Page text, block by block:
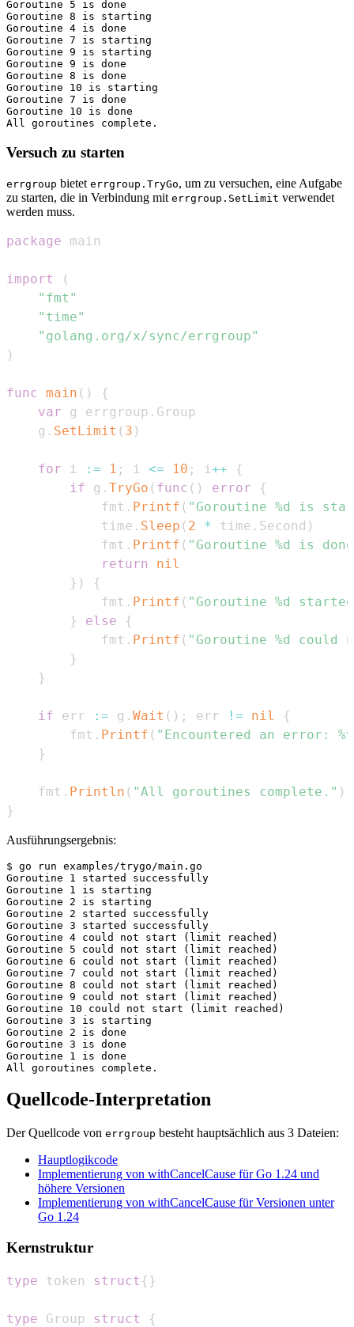
Goroutine 5 is done
Goroutine 8 is starting
Goroutine 4 is done
Goroutine 7 is starting
Goroutine 9 is starting
Goroutine 9 is done
Goroutine 8 is done
Goroutine 10 is starting
Goroutine 7 is done
Goroutine 10 is done
Versuch zu starten
errgroup bietet errgroup.TryGo, um zu versuchen, eine Aufgabe
zu starten, die in Verbindung mit errgroup.SetLimit verwendet
werden muss.
package
import
(
"fmt"
"time"
"golang.org/x/sync/errgroup"
)
func main ( )
{
var g errgroup .
    g
. SetLimit ( 3 )
for i := 1 ; i <= 10 ; i ++
{
if g . TryGo ( func ( ) error
{
            fmt
. Printf ( "Goroutine %d is
            time
. Sleep ( 2 * time . Second )
            fmt
. Printf ( "Goroutine %d is
return
nil
} )
{
            fmt
. Printf ( "Goroutine %d
}
else
{
            fmt
. Printf ( "Goroutine %d
}
}
if err := g . Wait ( ) ; err != nil
{
        fmt
. Printf ( "Encountered an error:
}
    fmt
. Println ( "All goroutines complete." )
}
Ausführungsergebnis:
$ go run examples/trygo/main.go
Goroutine 1 started successfully
Goroutine 1 is starting
Goroutine 2 is starting
Goroutine 2 started successfully
Goroutine 3 started successfully
Goroutine 4 could not start (limit reached)
Goroutine 5 could not start (limit reached)
Goroutine 6 could not start (limit reached)
Goroutine 7 could not start (limit reached)
Goroutine 8 could not start (limit reached)
Goroutine 9 could not start (limit reached)
Goroutine 10 could not start (limit reached)
Goroutine 3 is starting
Goroutine 2 is done
Goroutine 3 is done
Goroutine 1 is done
Quellcode-Interpretation
Der Quellcode von errgroup besteht hauptsächlich aus 3 Dateien:
Hauptlogikcode
Implementierung von withCancelCause für Go 1.24 und
höhere Versionen
Implementierung von withCancelCause für Versionen unter
Go 1.24
Kernstruktur
type token struct { }
type Group struct
{